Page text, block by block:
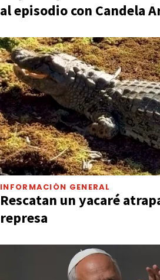
al episodio con Candela
INFORMACIÓN GENERAL
Rescatan un yacaré
represa